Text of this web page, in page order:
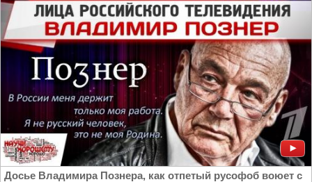
Досье Владимира Познера, как отпетый русофоб воюет с